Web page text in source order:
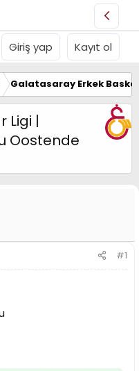
Giriş yap Kayıt ol
Galatasaray Erkek
Ligi |
Oostende
#1